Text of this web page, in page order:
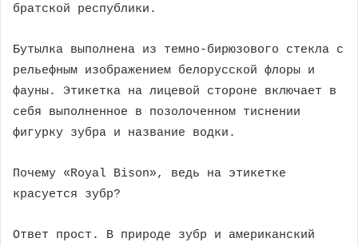
братской республики.
Бутылка выполнена из темно-бирюзового стекла с
рельефным изображением белорусской флоры и
фауны. Этикетка на лицевой стороне включает в
себя выполненное в позолоченном тиснении
фигурку зубра и название водки.
Почему «Royal Bison», ведь на этикетке
красуется зубр?
Ответ прост. В природе зубр и американский